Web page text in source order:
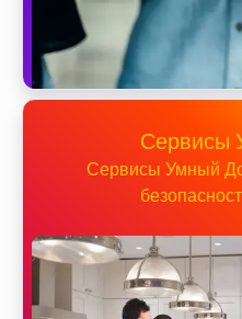
Сервисы
Сервисы Умный